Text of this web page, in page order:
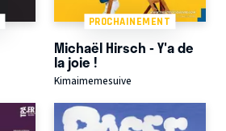
PROCHAINEMENT
Michaël Hirsch - Y'a de
la joie !
Kimaimemesuive